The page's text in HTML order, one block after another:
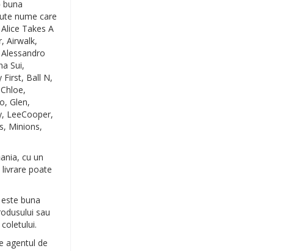
nume care
Takes A
Airwalk,
Sui,
First, Ball N,
Glen,
LeeCooper,
Minions,
cu un
poate
buna
sau
agentul de